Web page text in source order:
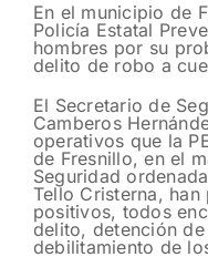
En el municipio de
Policía Estatal
hombres por su
delito de robo a
El Secretario de
Camberos
operativos que la
de Fresnillo, en el
Seguridad
Tello Cristerna,
positivos, todos
delito, detención
debilitamiento de